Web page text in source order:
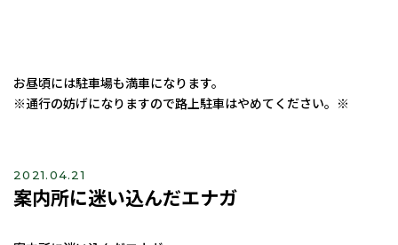
お昼頃には駐車場も満車になります。
※通行の妨げになりますので路上駐車はやめてください。※
2021.04.21
案内所に迷い込んだエナガ